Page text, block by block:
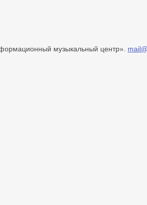
музыкальный центр».